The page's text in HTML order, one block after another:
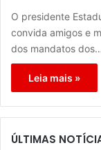
O presidente
convida amigos e
dos mandatos dos…
Leia mais »
ÚLTIMAS